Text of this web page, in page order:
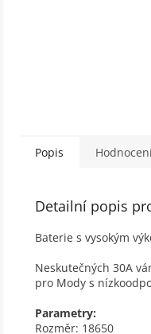
Popis
Detailní popis
Baterie s vysokým
Neskutečných 30A
pro Mody s
Parametry:
Rozměr: 18650